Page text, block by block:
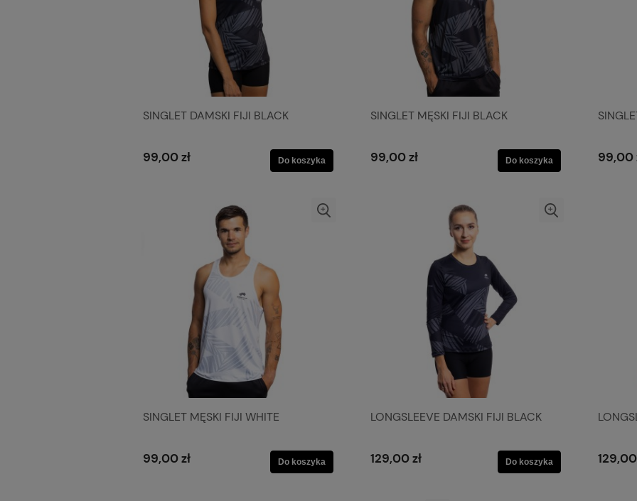
SINGLET DAMSKI FIJI BLACK
99,00 zł Do koszyka
SINGLET MĘSKI FIJI BLACK
99,00 zł Do koszyka 99,00
SINGLET MĘSKI FIJI WHITE
99,00 zł Do koszyka
LONGSLEEVE DAMSKI FIJI BLACK
129,00 zł Do koszyka 129,00